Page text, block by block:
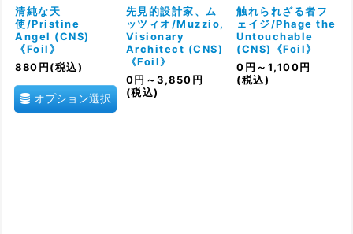
清純な天
使/Pristine
Angel (CNS)
《Foil》
880 円 (税込)
オプション選択
先見的設計家、ム
ッツィオ/Muzzio,
Visionary
Architect (CNS)
《Foil》
0 円 ～3,850 円
(税込)
触れられざる者フ
ェイジ/Phage the
Untouchable
(CNS)《Foil》
0 円 ～1,100 円
(税込)